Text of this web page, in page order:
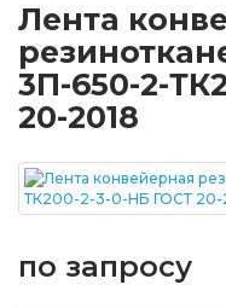
Лента
3П-650-2-
20-2018
по запросу